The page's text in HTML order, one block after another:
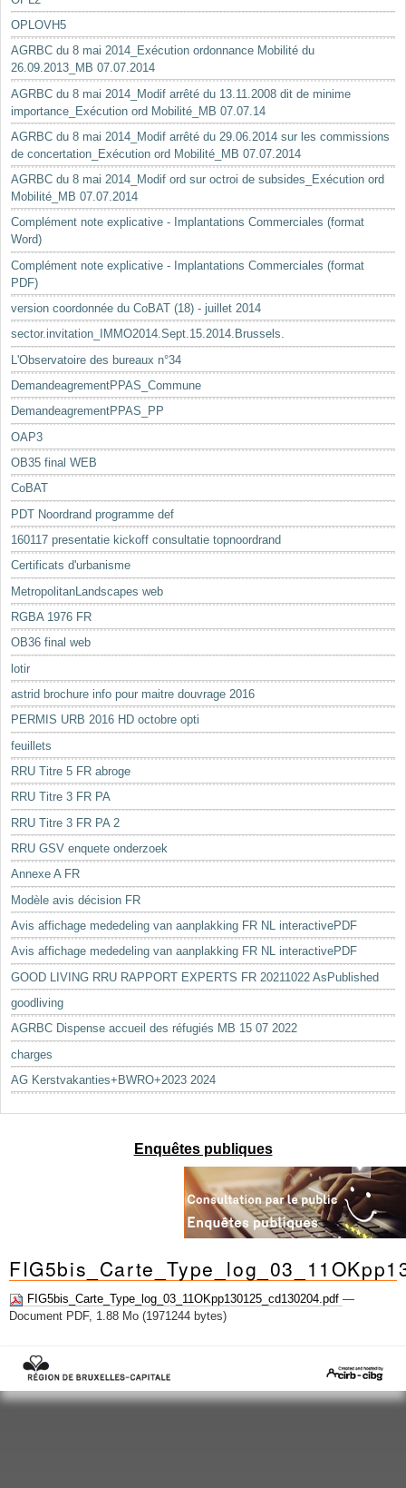
OPLOVH5
AGRBC du 8 mai 2014_Exécution ordonnance Mobilité du
26.09.2013_MB 07.07.2014
AGRBC du 8 mai 2014_Modif arrêté du 13.11.2008 dit de minime
importance_Exécution ord Mobilité_MB 07.07.14
AGRBC du 8 mai 2014_Modif arrêté du 29.06.2014 sur les commissions
de concertation_Exécution ord Mobilité_MB 07.07.2014
AGRBC du 8 mai 2014_Modif ord sur octroi de subsides_Exécution ord
Mobilité_MB 07.07.2014
Complément note explicative - Implantations Commerciales (format
Word)
Complément note explicative - Implantations Commerciales (format
PDF)
version coordonnée du CoBAT (18) - juillet 2014
sector.invitation_IMMO2014.Sept.15.2014.Brussels.
L'Observatoire des bureaux n°34
DemandeagrementPPAS_Commune
DemandeagrementPPAS_PP
OAP3
OB35 final WEB
CoBAT
PDT Noordrand programme def
160117 presentatie kickoff consultatie topnoordrand
Certificats d'urbanisme
MetropolitanLandscapes web
RGBA 1976 FR
OB36 final web
lotir
astrid brochure info pour maitre douvrage 2016
PERMIS URB 2016 HD octobre opti
feuillets
RRU Titre 5 FR abroge
RRU Titre 3 FR PA
RRU Titre 3 FR PA 2
RRU GSV enquete onderzoek
Annexe A FR
Modèle avis décision FR
Avis affichage mededeling van aanplakking FR NL interactivePDF
Avis affichage mededeling van aanplakking FR NL interactivePDF
GOOD LIVING RRU RAPPORT EXPERTS FR 20211022 AsPublished
goodliving
AGRBC Dispense accueil des réfugiés MB 15 07 2022
charges
AG Kerstvakanties+BWRO+2023 2024
Enquêtes publiques
FIG5bis_Carte_Type_log_03_11OKpp130125_cd130204.pdf —
Document PDF, 1.88 Mo (1971244 bytes)